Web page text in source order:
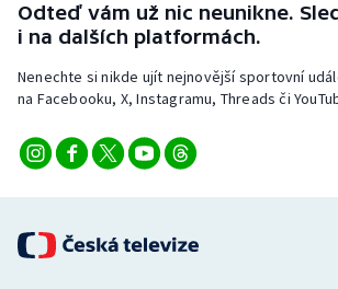
Odteď vám už nic neunikne.
i na dalších platformách.
Nenechte si nikde ujít nejnovější sportovní
na Facebooku, X, Instagramu, Threads či